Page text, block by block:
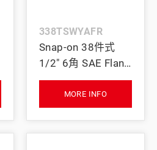
338TSWYAFR
Snap-on 38件式
1/2" 6角 SAE Flank
Drive® 短/長組合
套筒套組 及 PRO-
FI™ 泡棉組 (3/8–1-
MORE INFO